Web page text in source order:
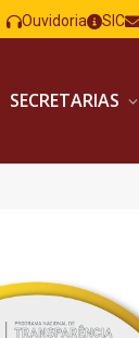
Ouvidoria SIC
SECRETARIAS